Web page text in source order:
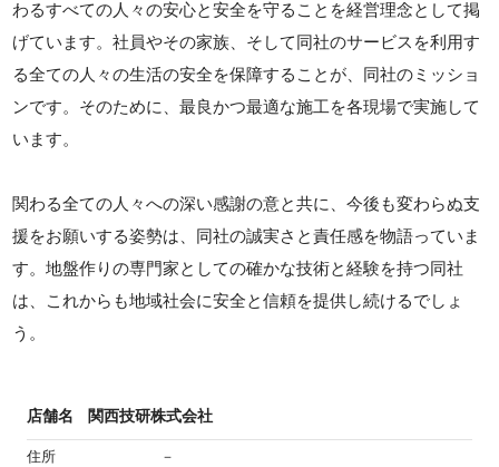
わるすべての人々の安心と安全を守ることを経営理念として掲
げています。社員やその家族、そして同社のサービスを利用す
る全ての人々の生活の安全を保障することが、同社のミッショ
ンです。そのために、最良かつ最適な施工を各現場で実施して
います。
関わる全ての人々への深い感謝の意と共に、今後も変わらぬ支
援をお願いする姿勢は、同社の誠実さと責任感を物語っていま
す。地盤作りの専門家としての確かな技術と経験を持つ同社
は、これからも地域社会に安全と信頼を提供し続けるでしょ
う。
店舗名 関西技研株式会社
住所 －